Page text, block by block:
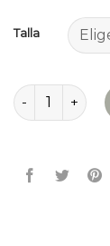
Talla
parka verde